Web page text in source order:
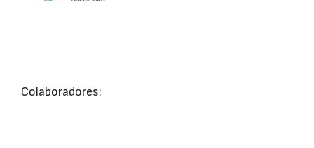
Colaboradores: